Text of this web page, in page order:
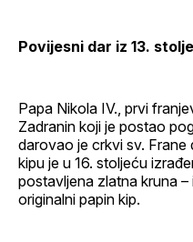
Povijesni dar iz 13.
Papa Nikola IV., prvi
Zadranin koji je postao
darovao je crkvi sv.
kipu je u 16. stoljeću
postavljena zlatna kruna
originalni papin kip.